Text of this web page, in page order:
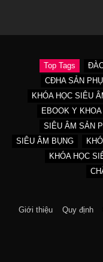
Top Tags
CĐHA SẢN
KHÓA HỌC SIÊU
EBOOK Y
SIÊU ÂM SẢN
SIÊU ÂM BỤNG
KHÓA HỌC
Giới thiệu Quy định